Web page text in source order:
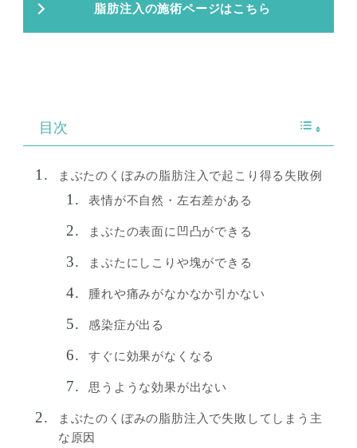
脂肪注入の施術ページはこちら
目次
まぶたのくぼみの脂肪注入で起こり得る失敗例
表情が不自然・左右差がある
まぶたの表面に凹凸ができる
まぶたにしこりや塊ができる
腫れや痛みがなかなか引かない
感染症が出る
すぐに効果がなくなる
思うような効果が出ない
まぶたのくぼみの脂肪注入で失敗してしまう主
な原因